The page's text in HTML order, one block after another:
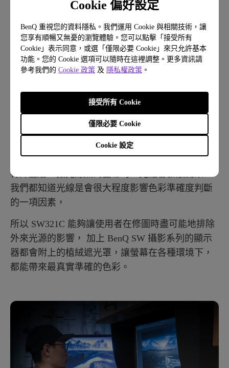
Cookie 偏好設定
BenQ 重視您的資料隱私。我們運用 Cookie 與相關技術，讓
您享有順暢又無憂的瀏覽體驗。您可以點擊「接受所有
Cookie」表示同意，或選「僅限必要 Cookie」來只允許基本
功能。您的 Cookie 選項可以隨時在這裡調整。更多資訊請
參考我們的 Cookie 政策 及 隱私權政策 。
Cookie 設定
僅限必要 Cookie
接受所有 Cookie
SW321C 的整體的操作跟使用體驗都與同系列的
SW271 相當接近，最明顯的感受莫過於從 27 寸跳
到 32 寸的螢幕大小了，之前從 24 寸螢幕換到 27 寸
時，3 寸的變化就讓我覺得 27 寸已經相當大了，實
際上以目前的大眾市場來說也的確是以 27 寸作為大
器放置在桌上，瞬間覺得 27 寸的大小在一旁顯得縮
水許多，32 寸所獲得的視野更大，對於編修後製的
工作流程也更加的愉悅與便利。
另外這次 SW321C 還有一項隱藏升級：就是螢幕採
用 BenQ 獨家的 A.R.T 面板照射到並且在表面使用
特殊塗層，讓光線照到螢幕時，光點會發散開來，
我們都知道光線是會很大程度影響色彩準確度判斷
的一項因素，
所以 SW321C 能夠讓使用者在修圖時盡可能地排除
外來光源的影響， 加上 BenQ SW 攝影系列的顯示
器都會附上的植絨遮光罩，讓螢幕在各種環境下，
都能帶來最真實準確的色彩。